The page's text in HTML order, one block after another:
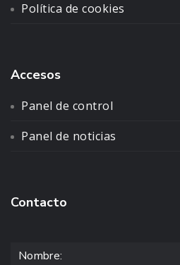
Política de cookies
Accesos
Panel de control
Panel de noticias
Contacto